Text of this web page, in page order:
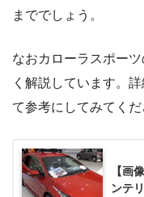
まででしょう。
なおカローラスポー
く解説しています。
て参考にしてみてくだ
【画
ンテ